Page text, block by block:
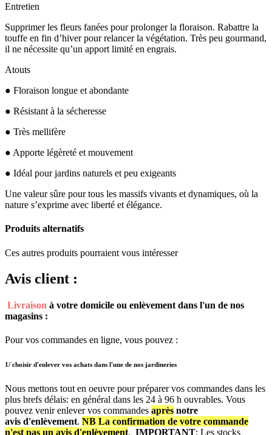
Entretien
Supprimer les fleurs fanées pour prolonger la floraison. Rabattre la
touffe en fin d’hiver pour relancer la végétation. Très peu gourmand,
il ne nécessite qu’un apport limité en engrais.
Atouts
● Floraison longue et abondante
● Résistant à la sécheresse
● Très mellifère
● Apporte légèreté et mouvement
● Idéal pour jardins naturels et peu exigeants
Une valeur sûre pour tous les massifs vivants et dynamiques, où la
nature s’exprime avec liberté et élégance.
Produits alternatifs
Ces autres produits pourraient vous intéresser
Avis client :
Livraison à votre domicile ou enlèvement dans l'un de nos
magasins :
Pour vos commandes en ligne, vous pouvez :
1/ choisir d'enlever vos achats dans l'une de nos jardineries​
Nous mettons tout en oeuvre pour préparer vos commandes dans les
plus brefs délais: en général dans les 24 à 96 h ouvrables. Vous
pouvez venir enlever vos commandes après notre
avis d'enlèvement. NB La confirmation de votre commande
n'est pas un avis d'enlèvement. IMPORTANT: Les stocks